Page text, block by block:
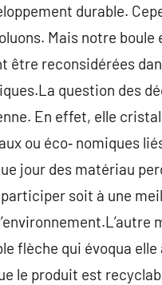
durable.
Mais notre
reconsidérées
question des
En effet, elle
ou éco‑ nomiques
jour des matériau
soit à une
flèche qui évoqua
le produit est